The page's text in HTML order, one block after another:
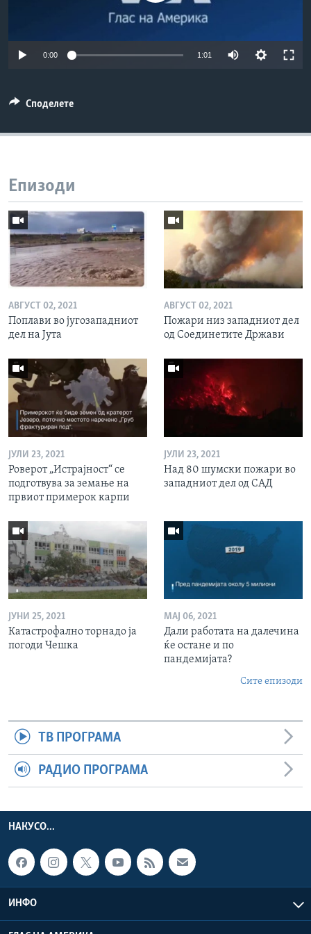
0:00 1:01
Споделете
Епизоди
АВГУСТ 02, 2021
Поплави во југозападниот
дел на Јута
АВГУСТ 02, 2021
Пожари низ западниот дел
од Соединетите Држави
ЈУЛИ 23, 2021
Роверот „Истрајност“ се
подготвува за земање на
првиот примерок карпи
ЈУЛИ 23, 2021
Над 80 шумски пожари во
западниот дел од САД
ЈУНИ 25, 2021
Катастрофално торнадо ја
погоди Чешка
МАЈ 06, 2021
Дали работата на далечина
ќе остане и по
пандемијата?
Сите епизоди
ТВ ПРОГРАМА
РАДИО ПРОГРАМА
НАКУСО...
ИНФО